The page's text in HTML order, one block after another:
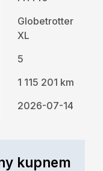
Globetrotter
XL
5
1 115 201 km
2026-07-14
kupnem